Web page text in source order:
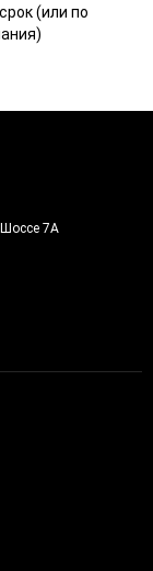
(или по
7А